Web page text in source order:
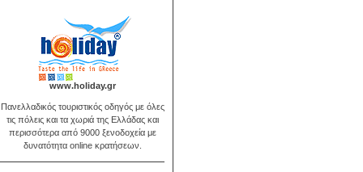
www.holiday.gr
Πανελλαδικός τουριστικός οδηγός με όλες
τις πόλεις και τα χωριά της Ελλάδας και
περισσότερα από 9000 ξενοδοχεία με
δυνατότητα online κρατήσεων.